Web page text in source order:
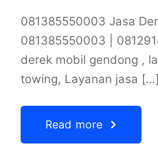
081385550003 Jasa
081385550003 |
derek mobil gendong ,
towing, Layanan jasa […]
Read more